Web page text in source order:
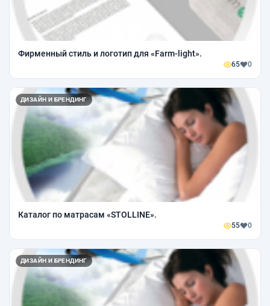
Фирменный стиль и логотип для «Farm-light».
65 0
ДИЗАЙН И БРЕНДИНГ
Каталог по матрасам «STOLLINE».
55 0
ДИЗАЙН И БРЕНДИНГ